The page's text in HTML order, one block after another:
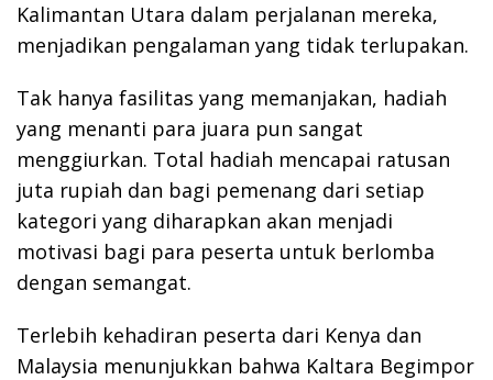
Kalimantan Utara dalam perjalanan mereka,
menjadikan pengalaman yang tidak terlupakan.
Tak hanya fasilitas yang memanjakan, hadiah
yang menanti para juara pun sangat
menggiurkan. Total hadiah mencapai ratusan
juta rupiah dan bagi pemenang dari setiap
kategori yang diharapkan akan menjadi
motivasi bagi para peserta untuk berlomba
dengan semangat.
Terlebih kehadiran peserta dari Kenya dan
Malaysia menunjukkan bahwa Kaltara Begimpor